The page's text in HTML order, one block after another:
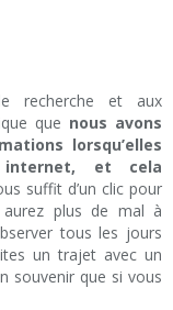
recherche et aux
que nous avons
lorsqu’elles
internet, et cela
suffit d’un clic pour
plus de mal à
tous les jours
un trajet avec un
souvenir que si vous